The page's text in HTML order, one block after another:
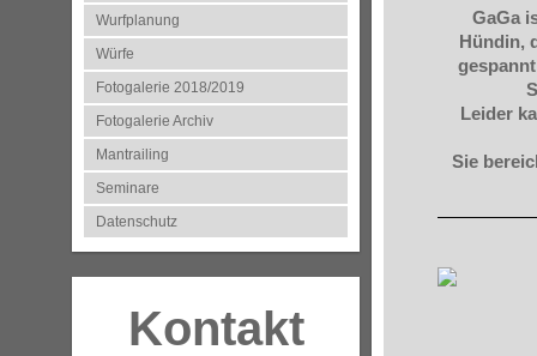
Wurfplanung
Würfe
Fotogalerie 2018/2019
Fotogalerie Archiv
Mantrailing
Seminare
Datenschutz
Kontakt
GaGa
Hündin,
Leider
Sie